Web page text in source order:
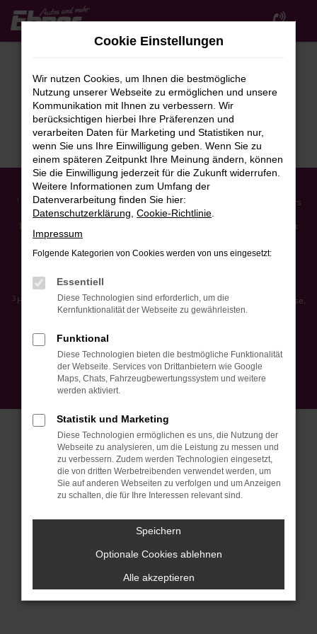
Zum
Hauptinhalt
1
Ehemaliger Neupreis (Unverbindliche Preisempfehlung des Herstellers
am Tag der Erstzulassung).
Der errechnete Preisvorteil sowie die angegebene Ersparnis errechnet
sich gegenüber der ehemaligen unverbindlichen Preisempfehlung des
Herstellers am Tag der Erstzulassung (Neupreis).
Bruttopreise. Irrtümer vorbehalten.
3 Hierbei handelt es sich um ein Leasing-Angebot. Preise sind Bruttopreise.
Irrtümer vorbehalten.
Impressum
© 2026 Autohaus Peter Ebner GmbH | Am Mühlebach 5 | DE-79774
Albbruck | info@autohausebner.de |Webdesign by audaris.de
Cookie Einstellungen
Wir nutzen Cookies, um Ihnen die bestmögliche
Nutzung unserer Webseite zu ermöglichen und unsere
Kommunikation mit Ihnen zu verbessern. Wir
berücksichtigen hierbei Ihre Präferenzen und
verarbeiten Daten für Marketing und Statistiken nur,
wenn Sie uns Ihre Einwilligung geben. Wenn Sie zu
einem späteren Zeitpunkt Ihre Meinung ändern, können
Sie die Einwilligung jederzeit für die Zukunft widerrufen.
Weitere Informationen zum Umfang der
Datenverarbeitung finden Sie hier:
Datenschutzerklärung Cookie-Richtlinie
Impressum
Folgende Kategorien von Cookies werden von uns eingesetzt:
Essentiell
Diese Technologien sind erforderlich, um die
Kernfunktionalität der Webseite zu gewährleisten.
Funktional
Diese Technologien bieten die bestmögliche Funktionalität
der Webseite. Services von Drittanbietern wie Google
Maps, Chats, Fahrzeugbewertungssystem und weitere
werden aktiviert.
Statistik und Marketing
Diese Technologien ermöglichen es uns, die Nutzung der
Webseite zu analysieren, um die Leistung zu messen und
zu verbessern. Zudem werden Technologien eingesetzt,
die von dritten Werbetreibenden verwendet werden, um
Sie auf anderen Webseiten zu verfolgen und um Anzeigen
zu schalten, die für Ihre Interessen relevant sind.
Speichern
Optionale Cookies ablehnen
Alle akzeptieren